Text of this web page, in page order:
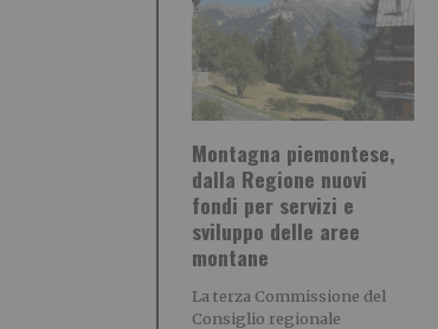
Montagna piemontese,
dalla Regione nuovi
fondi per servizi e
sviluppo delle aree
montane
La terza Commissione del
Consiglio regionale